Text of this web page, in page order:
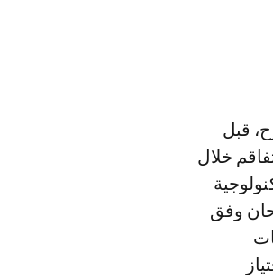
قبل
خلال
وفق